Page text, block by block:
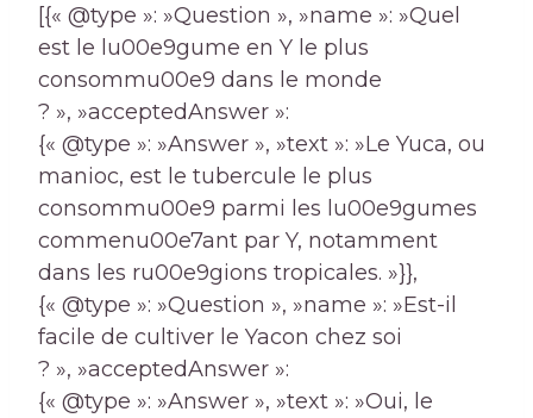
[{« @type »: »Question », »name »: »Quel
est le lu00e9gume en Y le plus
consommu00e9 dans le monde
? », »acceptedAnswer »:
{« @type »: »Answer », »text »: »Le Yuca, ou
manioc, est le tubercule le plus
consommu00e9 parmi les lu00e9gumes
commenu00e7ant par Y, notamment
dans les ru00e9gions tropicales. »}},
{« @type »: »Question », »name »: »Est-il
facile de cultiver le Yacon chez soi
? », »acceptedAnswer »:
{« @type »: »Answer », »text »: »Oui, le